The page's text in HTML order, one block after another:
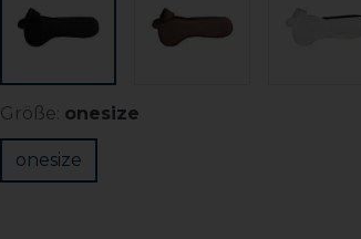
Größe: onesize
onesize